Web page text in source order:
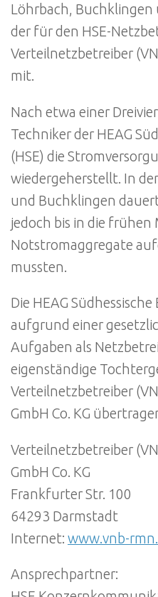
Löhrbach, Buchklingen
der für den HSE-
Verteilnetzbetreiber
mit.
Nach etwa einer
Techniker der HEAG
(HSE) die
wiedergeherstellt. In
und Buchklingen
jedoch bis in die
Notstromaggregate
mussten.
Die HEAG
aufgrund einer
Aufgaben als
eigenständige
Verteilnetzbetreiber
GmbH Co. KG
Verteilnetzbetreiber
GmbH Co. KG
Frankfurter Str. 100
64293 Darmstadt
Internet: www.vnb-
Ansprechpartner: